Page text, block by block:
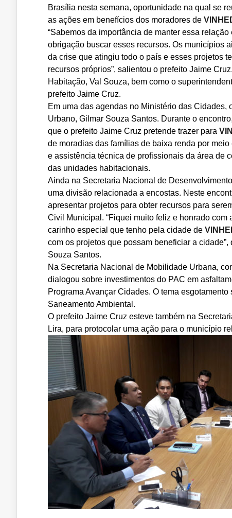
Brasília nesta semana, oportunidade na qual se
as ações em benefícios dos moradores de
“Sabemos da importância de manter essa
obrigação buscar esses recursos. Os municípios
da crise que atingiu todo o país e esses projetos
recursos próprios”, salientou o prefeito Jaime Cruz.
Habitação, Val Souza, bem como o
prefeito Jaime Cruz.
Em uma das agendas no Ministério das
Urbano, Gilmar Souza Santos. Durante o
que o prefeito Jaime Cruz pretende trazer para
de moradias das famílias de baixa renda por
e assistência técnica de profissionais da área de
das unidades habitacionais.
Ainda na Secretaria Nacional de
uma divisão relacionada a encostas. Neste
apresentar projetos para obter recursos para
Civil Municipal. “Fiquei muito feliz e honrado
carinho especial que tenho pela cidade de
com os projetos que possam beneficiar a
Souza Santos.
Na Secretaria Nacional de Mobilidade Urbana,
dialogou sobre investimentos do PAC em
Programa Avançar Cidades. O tema
Saneamento Ambiental.
O prefeito Jaime Cruz esteve também na
Lira, para protocolar uma ação para o município